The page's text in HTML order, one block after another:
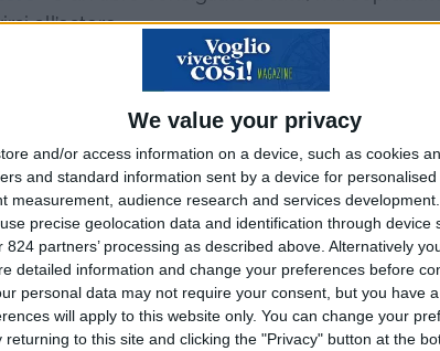
We value your privacy
and/or access information on a device, such as cookies
and standard information sent by a device for
measurement, audience research and services development.
precise geolocation data and identification through device
partners’ processing as described above. Alternatively
detailed information and change your preferences before
personal data may not require your consent, but you have
will apply to this website only. You can change your
to this site and clicking the "Privacy" button at the
all’estero.
link (clikkando sulla copertina):
Le migliori
in italiano in tutto
mondo